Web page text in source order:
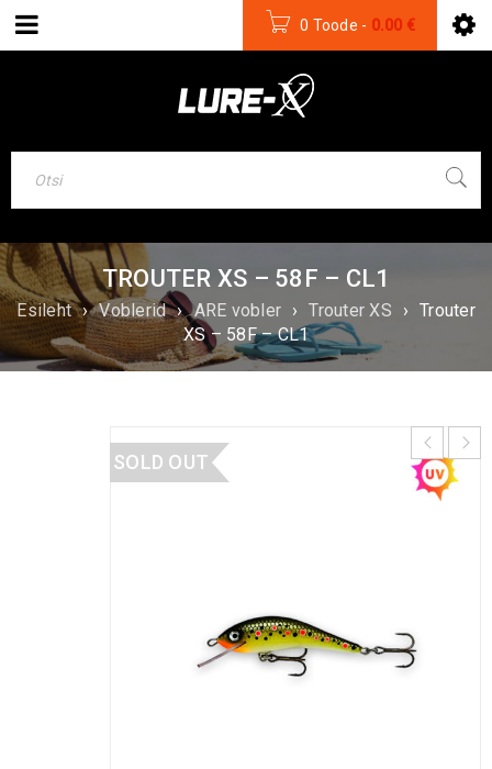
0 Toode - 0.00 €
TROUTER XS – 58F – CL1
Esileht › Voblerid › ARE vobler › Trouter XS › Trouter
XS – 58F – CL1
SOLD OUT